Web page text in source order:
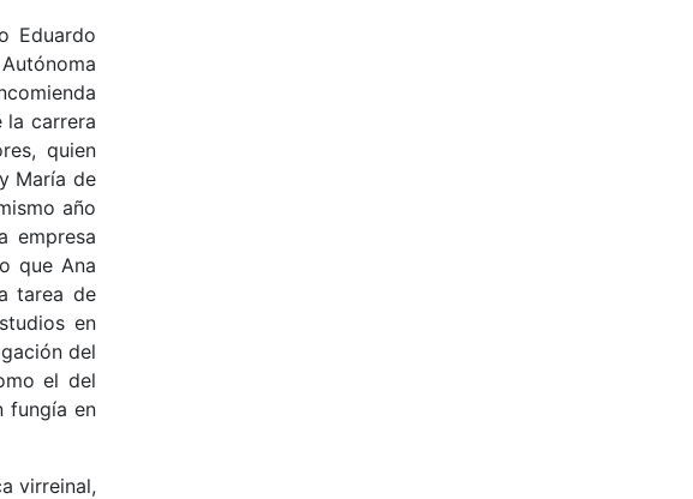
Eduardo
la carrera
quien
María de
año
empresa
que Ana
tarea de
en
del
el del
fungía en
virreinal,